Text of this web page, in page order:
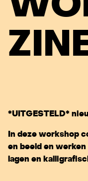
*UITGESTELD*
In deze workshop
en beeld en
lagen en